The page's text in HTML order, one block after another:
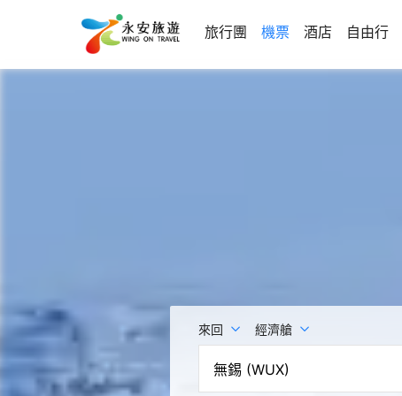
旅行團 機票 酒店 自由行
來回 經濟艙